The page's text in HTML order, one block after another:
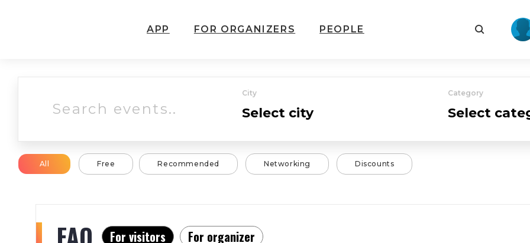
APP FOR ORGANIZERS PEOPLE
City Category
All Free Recommended Networking Discounts
For visitors For organizer